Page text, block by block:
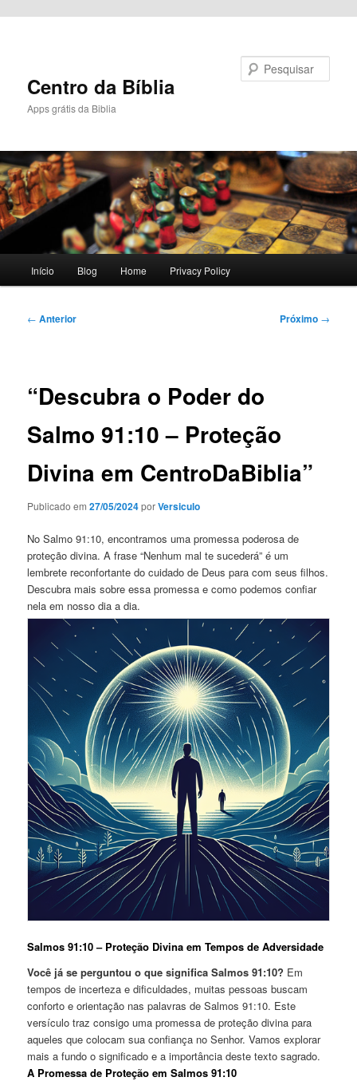
Centro da Bíblia
Apps grátis da Biblia
principal
Início Blog Home Privacy Policy
Navegação
← Anterior Próximo →
“Descubra o Poder do
Salmo 91:10 – Proteção
Divina em CentroDaBiblia”
Publicado em27/05/2024porVersiculo
No Salmo 91:10, encontramos uma promessa poderosa de
proteção divina. A frase “Nenhum mal te sucederá” é um
lembrete reconfortante do cuidado de Deus para com seus filhos.
Descubra mais sobre essa promessa e como podemos confiar
nela em nosso dia a dia.
Salmos 91:10 – Proteção Divina em Tempos de Adversidade
Você já se perguntou o que significa Salmos 91:10? Em
tempos de incerteza e dificuldades, muitas pessoas buscam
conforto e orientação nas palavras de Salmos 91:10. Este
versículo traz consigo uma promessa de proteção divina para
aqueles que colocam sua confiança no Senhor. Vamos explorar
mais a fundo o significado e a importância deste texto sagrado.
A Promessa de Proteção em Salmos 91:10